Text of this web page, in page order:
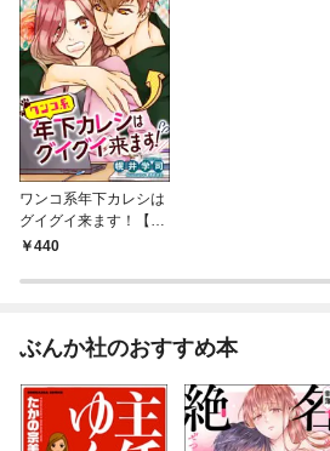
ワンコ系年下カレシは
グイグイ来ます！【イ
ラスト入り】
440
ぶんか社のおすすめ本